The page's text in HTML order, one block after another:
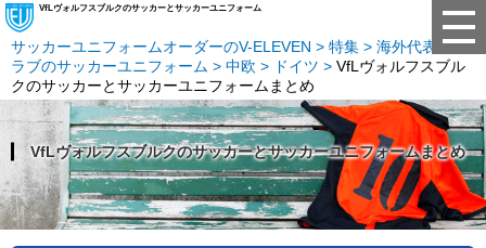
VfLヴォルフスブルクのサッカーとサッカーユニフォーム
サッカーユニフォームオーダーのV-ELEVEN 特集
海外代表・ク
ラブのサッカーユニフォーム
中欧 ドイツ
VfLヴォルフスブル
クのサッカーとサッカーユニフォームまとめ
VfLヴォルフスブルクのサッカーとサッカーユニフォームまとめ